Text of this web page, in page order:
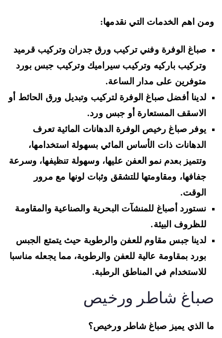
اهم الخدمات التي نقدمها:
صباغ الوفرة وفني تركيب ورق جدران وتركيب قرميد
وتركيب باركيه وتركيب سيراميك وتركيب جبس بورد
متوفرين على مدار الساعة.
لدينا أفضل صباغ الوفرة لتركيب وتبديل ورق الحائط أو
الاسقف المستعارة أو جبس ورد.
يوفر صباغ رخيص الوفرة الدهانات المائية تعرف
الدهانات ذات الأساس المائي بسهولة استخدامها،
وتتميز بعدم نمو العفن عليها، وسهولة تنظيفها، وسرعة
جفافها، ومقاومتها للتشقق وثبات لونها مع مرور
الوقت.
نستورد أصباغ للمنشآت البحرية والصناعية والمقاومة
للظروف البيئة.
لدينا جبس مقاوم للعفن والرطوبة حيث يتمتع الجبس
بورد بمقاومة عالية للعفن والرطوبة، مما يجعله مناسبا
للاستخدام في المناطق الرطبة.
شاطر ورخيص
الذي يميز صباغ شاطر ورخيص؟